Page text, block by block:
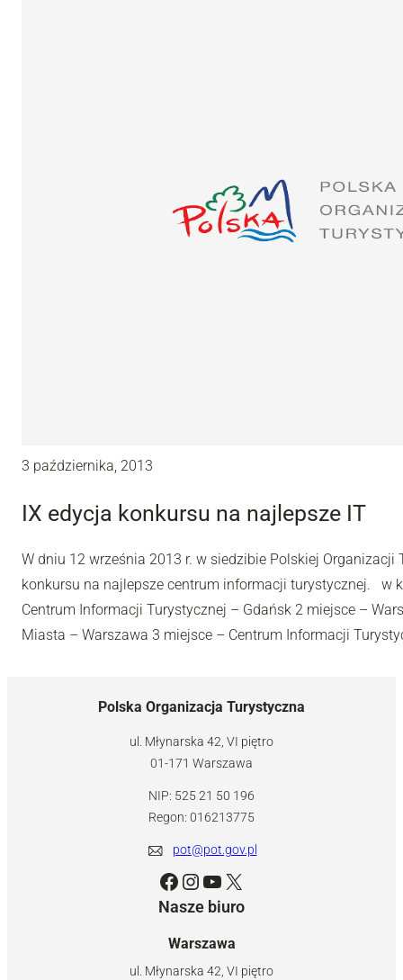
3 października, 2013
IX edycja konkursu na najlepsze IT
W dniu 12 września 2013 r. w siedzibie Polskiej Organizacji
konkursu na najlepsze centrum informacji turystycznej. w
Centrum Informacji Turystycznej – Gdańsk 2 miejsce –
Miasta – Warszawa 3 miejsce – Centrum Informacji
Polska Organizacja Turystyczna
ul. Młynarska 42, VI piętro
01-171 Warszawa
NIP: 525 21 50 196
Regon: 016213775
pot@pot.gov.pl
Facebook Instagram YouTube X
Nasze biuro
Warszawa
ul. Młynarska 42, VI piętro